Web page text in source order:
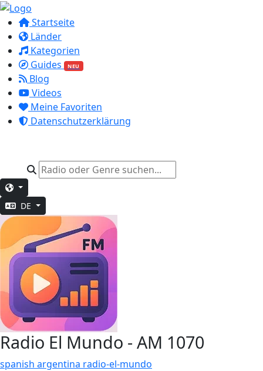
Startseite
Länder
Kategorien
Guides
NEU
Blog
Videos
Meine Favoriten
Datenschutzerklärung
DE
Radio El Mundo - AM 1070
spanish argentina radio-el-mundo